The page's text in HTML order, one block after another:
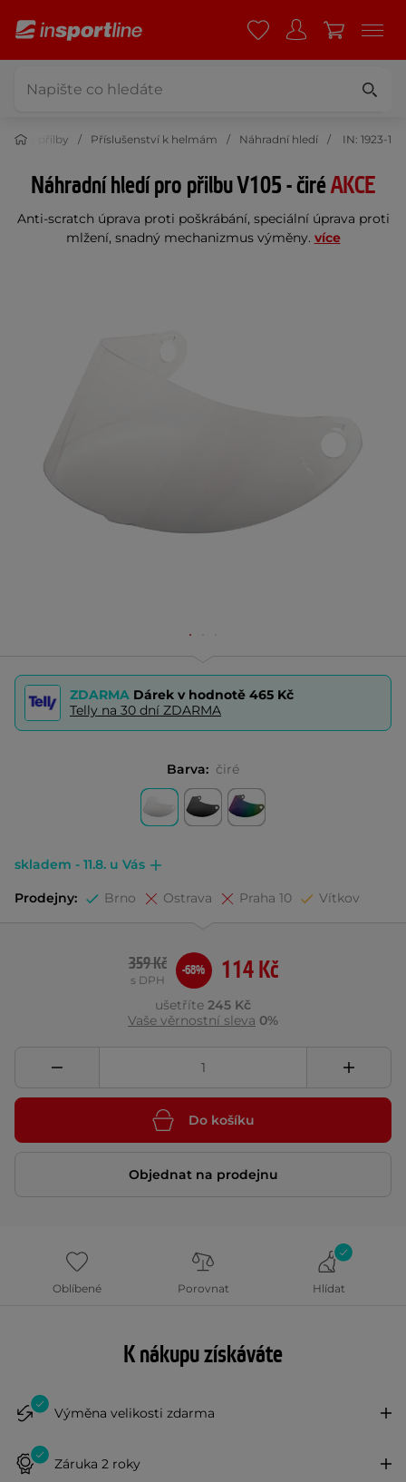
Moto přilby Příslušenství k helmám Náhradní hledí IN: 1923-1
Náhradní hledí pro přilbu V105 - čiréAKCE
Anti-scratch úprava proti poškrábání, speciální úprava proti
mlžení, snadný mechanizmus výměny. více
ZDARMA Dárek v hodnotě 465 Kč
Telly na 30 dní ZDARMA
Barva: čiré
skladem - 11.8. u Vás
Prodejny: Brno Ostrava Praha 10 Vítkov
114 Kč
359 Kč
s DPH
-68%
ušetříte 245 Kč
Vaše věrnostní sleva 0%
Do košíku
Objednat na prodejnu
Oblíbené Porovnat Hlídat
K nákupu získáváte
Výměna velikosti zdarma
Záruka 2 roky